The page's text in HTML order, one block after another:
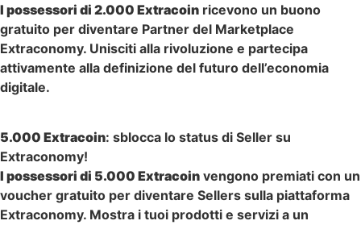
I possessori di 2.000 Extracoin ricevono un buono
gratuito per diventare Partner del Marketplace
Extraconomy. Unisciti alla rivoluzione e partecipa
attivamente alla definizione del futuro dell’economia
digitale.
5.000 Extracoin: sblocca lo status di Seller su
Extraconomy!
I possessori di 5.000 Extracoin vengono premiati con un
voucher gratuito per diventare Sellers sulla piattaforma
Extraconomy. Mostra i tuoi prodotti e servizi a un